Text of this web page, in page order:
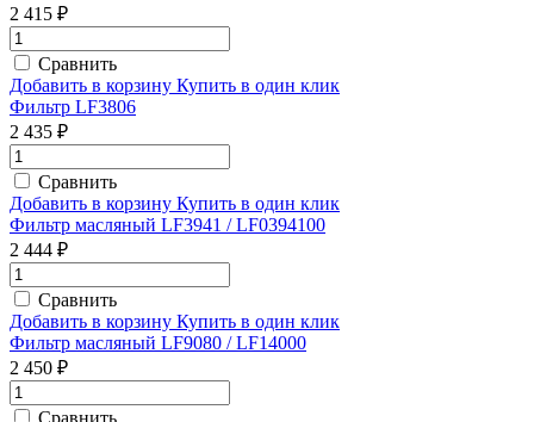
2 415 ₽
Сравнить
Добавить в корзину Купить в один клик
Фильтр LF3806
2 435 ₽
Сравнить
Добавить в корзину Купить в один клик
Фильтр масляный LF3941 / LF0394100
2 444 ₽
Сравнить
Добавить в корзину Купить в один клик
Фильтр масляный LF9080 / LF14000
2 450 ₽
Сравнить